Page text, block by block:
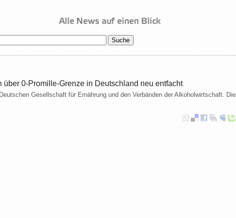
über 0-Promille-Grenze in Deutschland neu entfacht
Gesellschaft für Ernährung und den Verbänden der Alkoholwirtschaft. Die